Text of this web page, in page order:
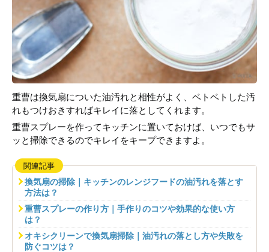
重曹は換気扇についた油汚れと相性がよく、ベトベトした汚
れもつけおきすればキレイに落としてくれます。
重曹スプレーを作ってキッチンに置いておけば、いつでもサ
ッと掃除できるのでキレイをキープできますよ。
関連記事
換気扇の掃除｜キッチンのレンジフードの油汚れを落とす
方法は？
重曹スプレーの作り方｜手作りのコツや効果的な使い方
は？
オキシクリーンで換気扇掃除｜油汚れの落とし方や失敗を
防ぐコツは？